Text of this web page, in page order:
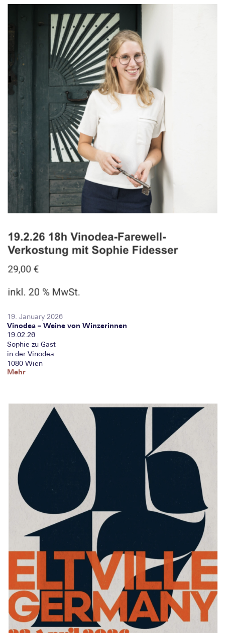
19. January 2026
Vinodea – Weine von Winzerinnen
19.02.26
Sophie zu Gast
in der Vinodea
1080 Wien
Mehr